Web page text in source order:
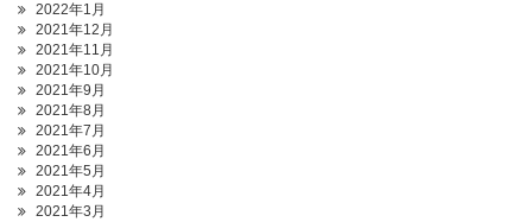
2022年1月
2021年12月
2021年11月
2021年10月
2021年9月
2021年8月
2021年7月
2021年6月
2021年5月
2021年4月
2021年3月